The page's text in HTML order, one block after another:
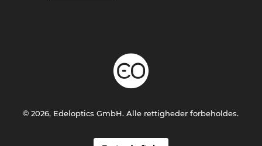
© 2026, Edeloptics GmbH. Alle rettigheder forbeholdes.